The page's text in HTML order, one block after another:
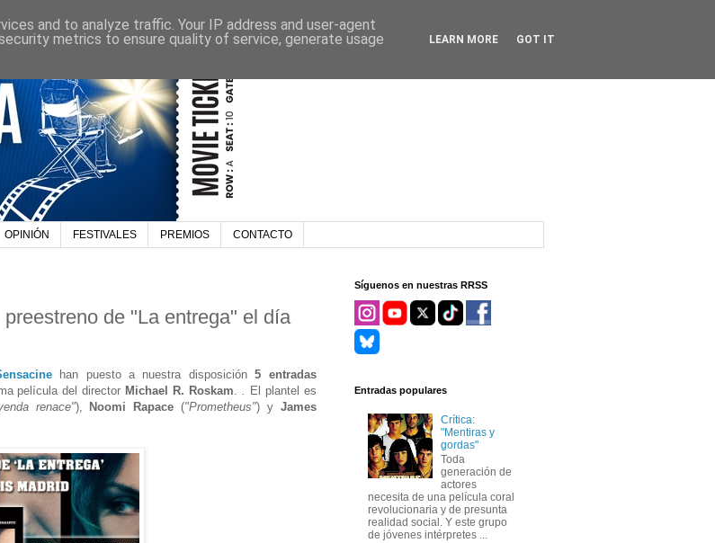
OPINIÓN FESTIVALES PREMIOS CONTACTO
de "La entrega" el día
han puesto a nuestra disposición5 entradas
película del director Michael R. Roskam. . El plantel es
renace"), Noomi Rapace ("Prometheus") y James
Síguenos en nuestras RRSS
Entradas populares
Crítica:
"Mentiras y
gordas"
Toda
generación de
actores
necesita de una película coral
revolucionaria y de presunta
realidad social. Y este grupo
de jóvenes intérpretes ...
and to analyze traffic. Your IP address and user-agent
metrics to ensure quality of service, generate usage
LEARN MORE GOT IT